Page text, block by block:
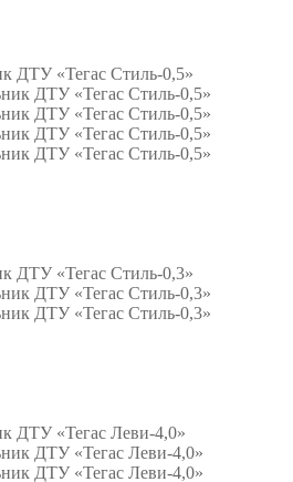
ДТУ «Тегас Стиль-0,5»
ДТУ «Тегас Стиль-0,3»
ДТУ «Тегас Леви-4,0»